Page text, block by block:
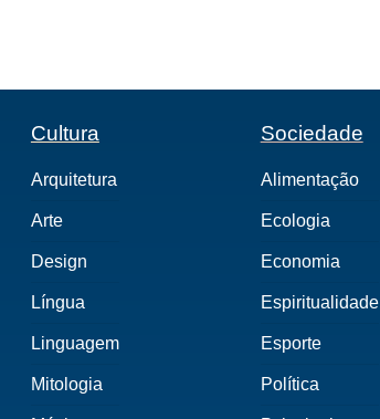
Cultura
Arquitetura
Arte
Design
Língua
Linguagem
Mitologia
Sociedade
Alimentação
Ecologia
Economia
Espiritualidade
Esporte
Política